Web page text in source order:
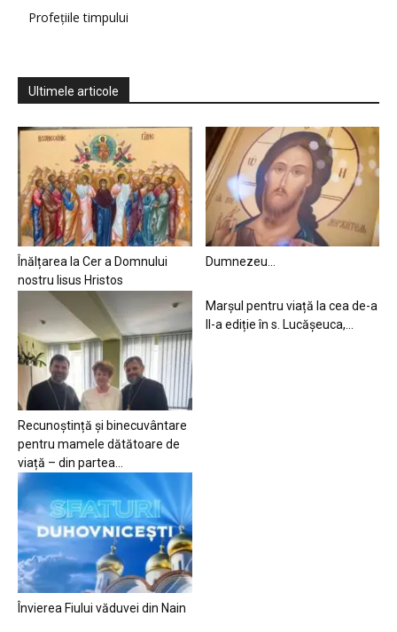
Profețiile timpului
Ultimele articole
Înălțarea la Cer a Domnului
nostru Iisus Hristos
Dumnezeu…
Recunoștință și binecuvântare
pentru mamele dătătoare de
viață – din partea...
Marșul pentru viață la cea de-a
II-a ediție în s. Lucășeuca,...
Învierea Fiului văduvei din Nain